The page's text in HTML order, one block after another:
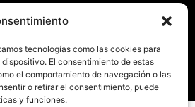
tecnologías como las cookies para
El consentimiento de estas
el comportamiento de navegación o las
o retirar el consentimiento, puede
y funciones.